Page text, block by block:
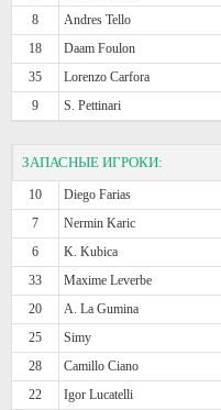
8
Andres Tello
18
Daam Foulon
35
Lorenzo Carfora
9
S. Pettinari
ЗАПАСНЫЕ ИГРОКИ:
10 Diego Farias
7
Nermin Karic
6
K. Kubica
33
Maxime Leverbe
20
A. La Gumina
25
Simy
28
Camillo Ciano
22
Igor Lucatelli